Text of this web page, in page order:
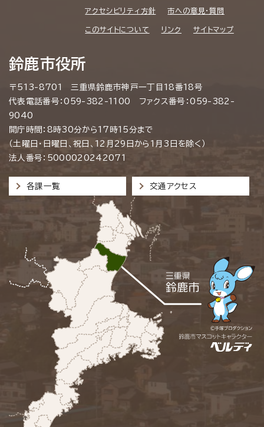
アクセシビリティ方針 市への意見・質問
このサイトについて リンク サイトマップ
鈴鹿市役所
〒513-8701 三重県鈴鹿市神戸一丁目18番18号
代表電話番号：059-382-1100 ファクス番号：059-382-
9040
開庁時間：8時30分から17時15分まで
（土曜日・日曜日、祝日、12月29日から1月3日を除く）
法人番号：5000020242071
各課一覧 交通アクセス